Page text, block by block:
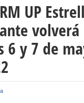
UP
volverá
6 y 7 de